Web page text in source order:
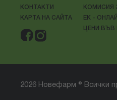
КОНТАКТИ
КАРТА НА САЙТА
КОМИСИЯ
ЕК -
ЦЕНИ
2026 Новефарм ® Всички